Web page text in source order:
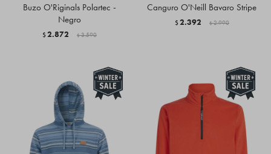
Buzo O'Riginals Polartec -
Negro
$2.872 $ 3.590
Canguro O'Neill Bavaro Stripe
$2.392 $ 2.990